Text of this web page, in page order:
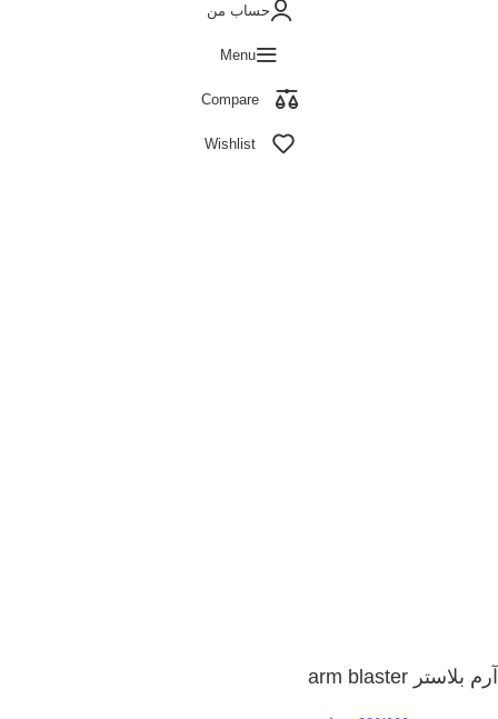
حساب من
Menu
Compare
Wishlist
آرم بلاستر arm blaster